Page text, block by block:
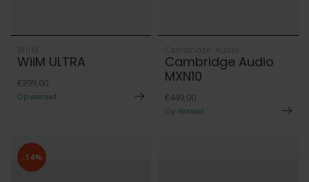
WiiM
WiiM ULTRA
€399,00
Op voorraad
Cambridge Audio
Cambridge Audio
MXN10
€449,00
Op voorraad
-14%